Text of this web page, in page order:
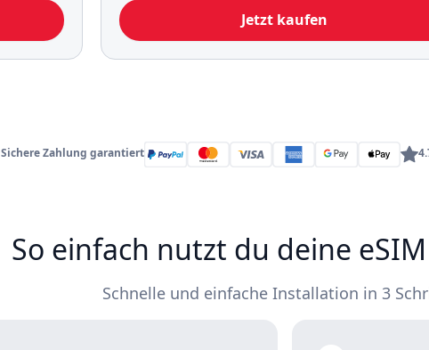
Jetzt kaufen
Sichere Zahlung garantiert
So einfach nutzt du deine
Schnelle und einfache Installation in 3